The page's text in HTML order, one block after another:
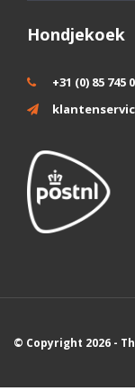
Hondjekoek
+31 (0) 85 745
© Copyright 2026 -